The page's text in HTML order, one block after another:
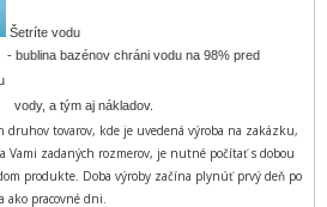
Šetríte vodu
bublina bazénov chráni vodu na 98% pred
nákladov.
druhov tovarov, kde je uvedená výroba na zakázku,
Vami zadaných rozmerov, je nutné počítať s dobou
produkte. Doba výroby začína plynúť prvý deň po
pracovné dni.